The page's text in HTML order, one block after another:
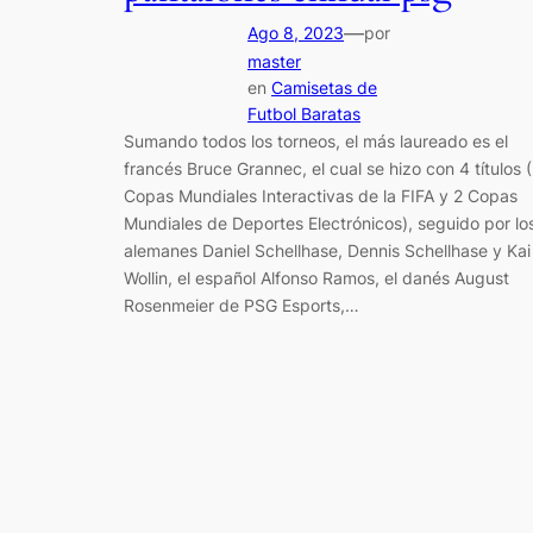
Ago 8, 2023—por
master
en Camisetas de
Futbol Baratas
Sumando todos los torneos, el más laureado es el
francés Bruce Grannec, el cual se hizo con 4 títulos
Copas Mundiales Interactivas de la FIFA y 2 Copas
Mundiales de Deportes Electrónicos), seguido por
alemanes Daniel Schellhase, Dennis Schellhase y Kai
Wollin, el español Alfonso Ramos, el danés August
Rosenmeier de PSG Esports,…